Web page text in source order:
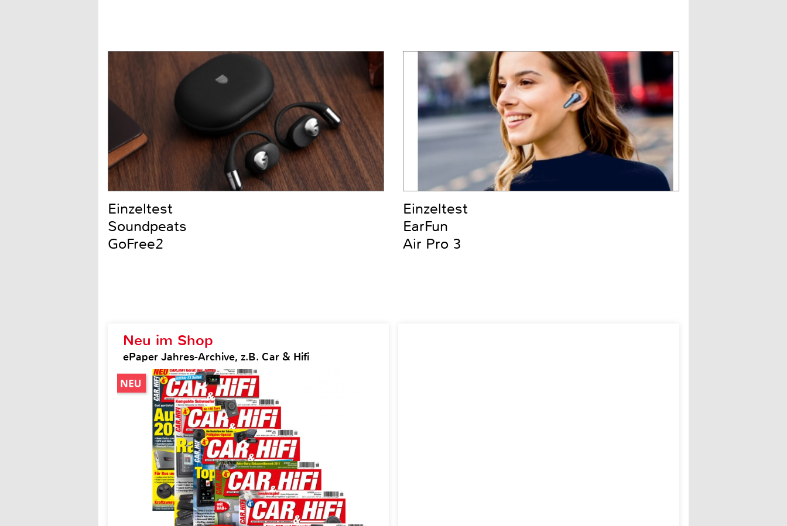
Neu im Shop
ePaper Jahres-Archive, z.B. Car & Hifi
Einzeltest
Soundpeats
GoFree2
Einzeltest
EarFun
Air Pro 3